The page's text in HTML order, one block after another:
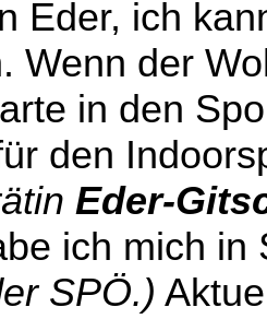
Eder, ich
Wenn der
in den
den
Eder-
ich mich
SPÖ.)